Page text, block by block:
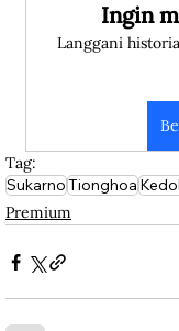
Ingin
Langgani
Tag:
SukarnoTionghoa
Premium